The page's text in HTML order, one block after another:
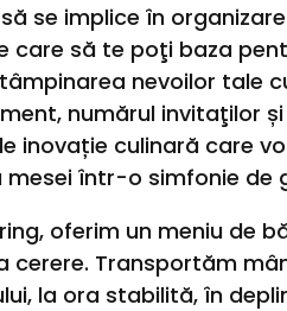
se implice în
care să te poţi baza
nevoilor tale
numărul invitaţilor
inovație culinară care
mesei într-o simfonie de
oferim un meniu de
cerere. Transportăm
la ora stabilită, în